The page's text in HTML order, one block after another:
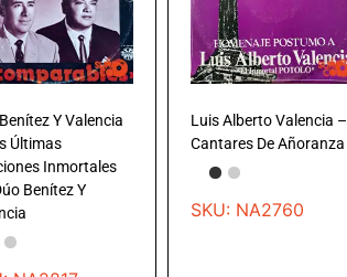
Y Valencia
Últimas
Inmortales
Benítez Y
Luis Alberto Valencia –
Cantares De Añoranza
SKU: NA2760